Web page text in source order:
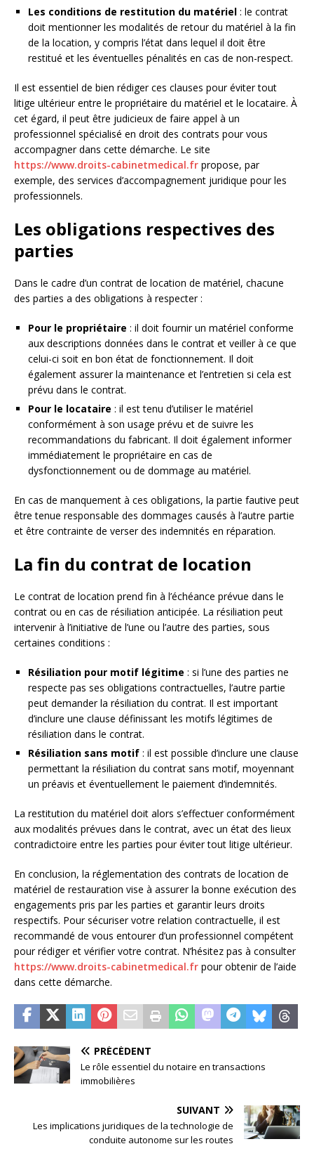
Les conditions de restitution du matériel : le contrat
doit mentionner les modalités de retour du matériel à la fin
de la location, y compris l’état dans lequel il doit être
restitué et les éventuelles pénalités en cas de non-respect.
Il est essentiel de bien rédiger ces clauses pour éviter tout
litige ultérieur entre le propriétaire du matériel et le locataire. À
cet égard, il peut être judicieux de faire appel à un
professionnel spécialisé en droit des contrats pour vous
accompagner dans cette démarche. Le site
https://www.droits-cabinetmedical.fr propose, par
exemple, des services d’accompagnement juridique pour les
professionnels.
Les obligations respectives des
parties
Dans le cadre d’un contrat de location de matériel, chacune
des parties a des obligations à respecter :
Pour le propriétaire : il doit fournir un matériel conforme
aux descriptions données dans le contrat et veiller à ce que
celui-ci soit en bon état de fonctionnement. Il doit
également assurer la maintenance et l’entretien si cela est
prévu dans le contrat.
Pour le locataire : il est tenu d’utiliser le matériel
conformément à son usage prévu et de suivre les
recommandations du fabricant. Il doit également informer
immédiatement le propriétaire en cas de
dysfonctionnement ou de dommage au matériel.
En cas de manquement à ces obligations, la partie fautive peut
être tenue responsable des dommages causés à l’autre partie
et être contrainte de verser des indemnités en réparation.
La fin du contrat de location
Le contrat de location prend fin à l’échéance prévue dans le
contrat ou en cas de résiliation anticipée. La résiliation peut
intervenir à l’initiative de l’une ou l’autre des parties, sous
certaines conditions :
Résiliation pour motif légitime : si l’une des parties ne
respecte pas ses obligations contractuelles, l’autre partie
peut demander la résiliation du contrat. Il est important
d’inclure une clause définissant les motifs légitimes de
résiliation dans le contrat.
Résiliation sans motif : il est possible d’inclure une clause
permettant la résiliation du contrat sans motif, moyennant
un préavis et éventuellement le paiement d’indemnités.
La restitution du matériel doit alors s’effectuer conformément
aux modalités prévues dans le contrat, avec un état des lieux
contradictoire entre les parties pour éviter tout litige ultérieur.
En conclusion, la réglementation des contrats de location de
matériel de restauration vise à assurer la bonne exécution des
engagements pris par les parties et garantir leurs droits
respectifs. Pour sécuriser votre relation contractuelle, il est
recommandé de vous entourer d’un professionnel compétent
pour rédiger et vérifier votre contrat. N’hésitez pas à consulter
https://www.droits-cabinetmedical.fr pour obtenir de l’aide
dans cette démarche.
PRÉCÉDENT
Le rôle essentiel du notaire en transactions
immobilières
SUIVANT
Les implications juridiques de la technologie de
conduite autonome sur les routes